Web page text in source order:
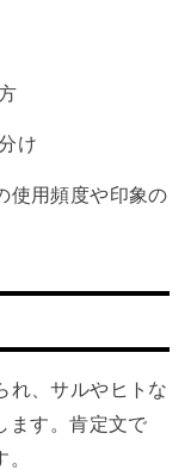
け
使用頻度や印象の
れ、サルやヒトな
ます。肯定文で